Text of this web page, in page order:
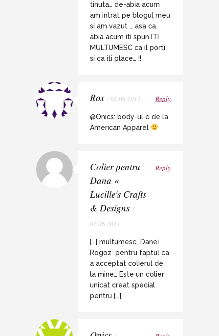
tinuta… de-abia acum
am intrat pe blogul meu
si am vazut … asa ca
abia acum iti spun ITI
MULTUMESC ca il porti
si ca iti place… !!
Rox / 02.06.2011 Reply
@Onics: body-ul e de la
American Apparel
Colier pentru
Dana «
Lucille's Crafts
& Designs /
02.06.2011
Reply
[…] multumesc Danei
Rogoz pentru faptul ca
a acceptat colierul de
la mine… Este un colier
unicat creat special
pentru […]